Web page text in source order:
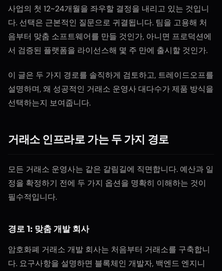
사업의 첫 12~24개월을 좌우할 결정을 내리고 있는 것입니
다. 선택은 근본적인 질문으로 귀결됩니다. 팀을 고용해 처
음부터 맞춤 소프트웨어를 만들 것인가, 아니면 프로덕션에
서 검증된 플랫폼을 라이선스해 몇 주 만에 출시할 것인가.
이 글은 두 가지 경로를 솔직하게 검토하고, 트레이드오프를
설명하며, 왜 성공적인 거래소 운영사 대다수가 제품 방식을
선택하는지 보여줍니다.
거래소 인프라로 가는 두 가지 경로
모든 거래소 운영사는 같은 갈림길에 직면합니다. 예산과 일
정을 확정하기 전에 두 가지 옵션을 명확히 이해하는 것이
필수적입니다.
경로 1: 맞춤 개발 회사
암호화폐 거래소 개발 회사는 처음부터 거래소를 구축합니
다. 요구사항을 설명하면 블록체인 개발자, 백엔드 엔지니